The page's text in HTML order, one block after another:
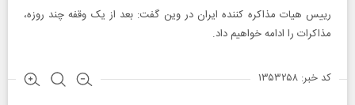
رییس هیات مذاکره کننده ایران در وین گفت: بعد از یک وقفه چند روزه،
مذاکرات را ادامه خواهیم داد.
کد خبر: ۱۳۵۳۲۵۸